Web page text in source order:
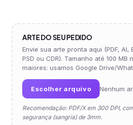
ARTE DO SEU PEDIDO
Envie sua arte pronta aqui (PDF, AI,
PSD ou CDR). Tamanho até 100 MB
maiores: usamos Google Drive/
Escolher arquivo Nenhum
Recomendação: PDF/X em 300 DPI,
segurança (sangria) de 3mm.